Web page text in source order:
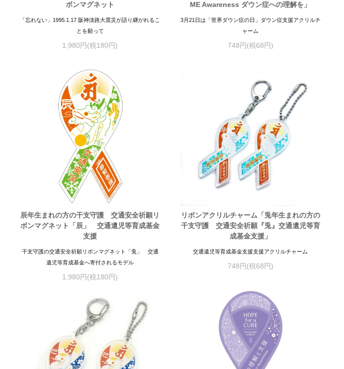
ボンマグネット
「忘れない」1995.1.17 阪神淡路大震災が語り継がれるこ
とを願って
1,980円(税180円)
ME Awareness ダウン症への理解を」
3月21日は「世界ダウン症の日」ダウン症支援アクリルチ
ャーム
748円(税68円)
辰年生まれの方の干支守護 交通安全祈願リ
ボンマグネット「辰」 交通遺児等育成基金
支援
干支守護の交通安全祈願リボンマグネット「兎」 交通
遺児等育成基金へ寄付されるモデル
1,980円(税180円)
リボンアクリルチャーム「兎年生まれの方の
干支守護 交通安全祈願『兎』交通遺児等育
成基金支援」
交通遺児等育成基金支援支援アクリルチャーム
748円(税68円)